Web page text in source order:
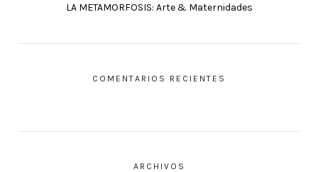
LA METAMORFOSIS: Arte & Maternidades
COMENTARIOS RECIENTES
ARCHIVOS